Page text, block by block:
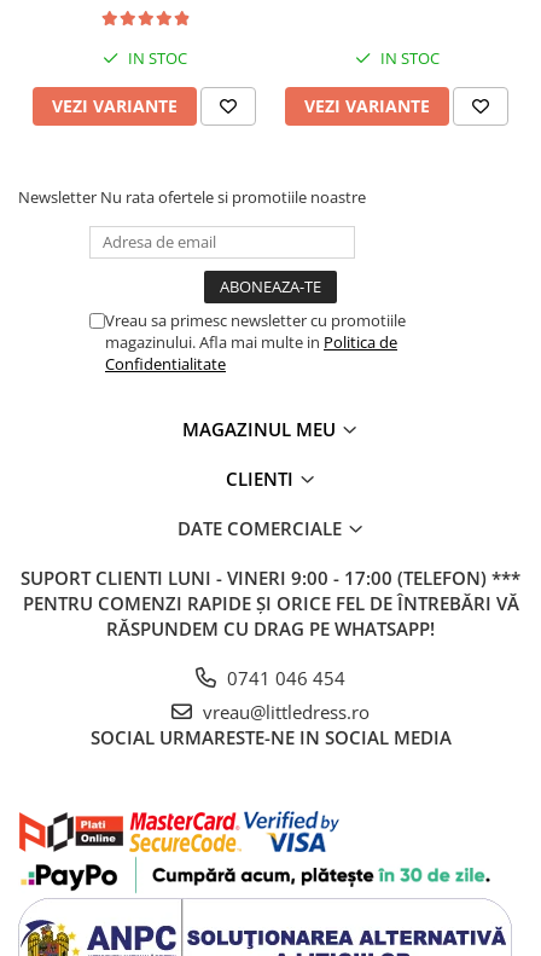
IN STOC
VEZI VARIANTE
IN STOC
VEZI VARIANTE
Newsletter Nu rata ofertele si promotiile noastre
Vreau sa primesc newsletter cu promotiile
magazinului. Afla mai multe in Politica de
Confidentialitate
MAGAZINUL MEU
CLIENTI
DATE COMERCIALE
SUPORT CLIENTI LUNI - VINERI 9:00 - 17:00 (TELEFON) ***
PENTRU COMENZI RAPIDE ȘI ORICE FEL DE ÎNTREBĂRI VĂ
RĂSPUNDEM CU DRAG PE WHATSAPP!
0741 046 454
vreau@littledress.ro
SOCIAL URMARESTE-NE IN SOCIAL MEDIA